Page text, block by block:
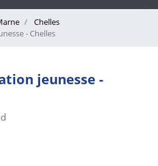
Chelles
- Chelles
jeunesse -